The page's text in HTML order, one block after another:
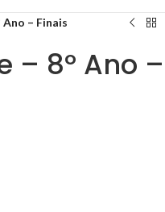
– Finais
– 8º Ano –